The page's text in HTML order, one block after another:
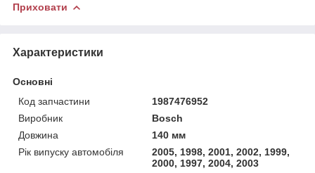
Приховати
Характеристики
Основні
Код запчастини
1987476952
Виробник
Bosch
Довжина
140 мм
Рік випуску автомобіля
2005, 1998, 2001, 2002, 1999,
2000, 1997, 2004, 2003